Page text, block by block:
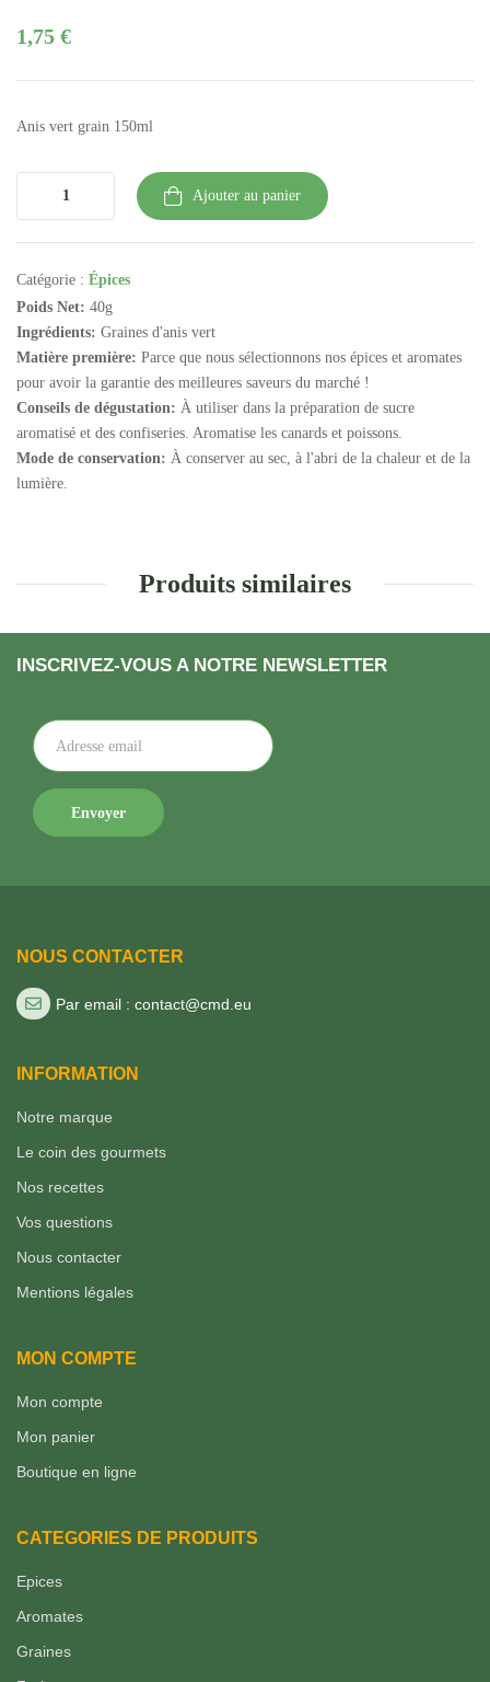
1,75 €
Anis vert grain 150ml
Ajouter au panier
Catégorie : Épices
Poids Net: 40g
Ingrédients: Graines d'anis vert
Matière première: Parce que nous sélectionnons nos épices et aromates
pour avoir la garantie des meilleures saveurs du marché !
Conseils de dégustation: À utiliser dans la préparation de sucre
aromatisé et des confiseries. Aromatise les canards et poissons.
Mode de conservation: À conserver au sec, à l'abri de la chaleur et de la
lumière.
Produits similaires
INSCRIVEZ-VOUS A NOTRE NEWSLETTER
NOUS CONTACTER
Par email : contact@cmd.eu
INFORMATION
Notre marque
Le coin des gourmets
Nos recettes
Vos questions
Nous contacter
Mentions légales
MON COMPTE
Mon compte
Mon panier
Boutique en ligne
CATEGORIES DE PRODUITS
Epices
Aromates
Graines